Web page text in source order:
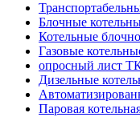
Блочные
Котельные
Газовые
опросный лист
Дизельные
Паровая